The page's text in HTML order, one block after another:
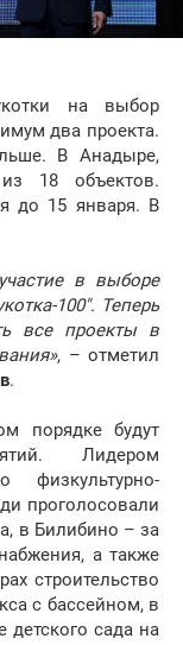
на выбор
два проекта.
В Анадыре,
18 объектов.
до 15 января. В
в выборе
100". Теперь
все проекты в
, – отметил
.
порядке будут
Лидером
физкультурно-
проголосовали
в Билибино – за
а также
строительство
с бассейном, в
сада на